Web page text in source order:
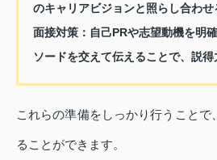
のキャリアビジョンと照らし合わせ
面接対策： 自己PRや志望動機を明
ソードを交えて伝えることで、説得
これらの準備をしっかり行うことで
ることができます。